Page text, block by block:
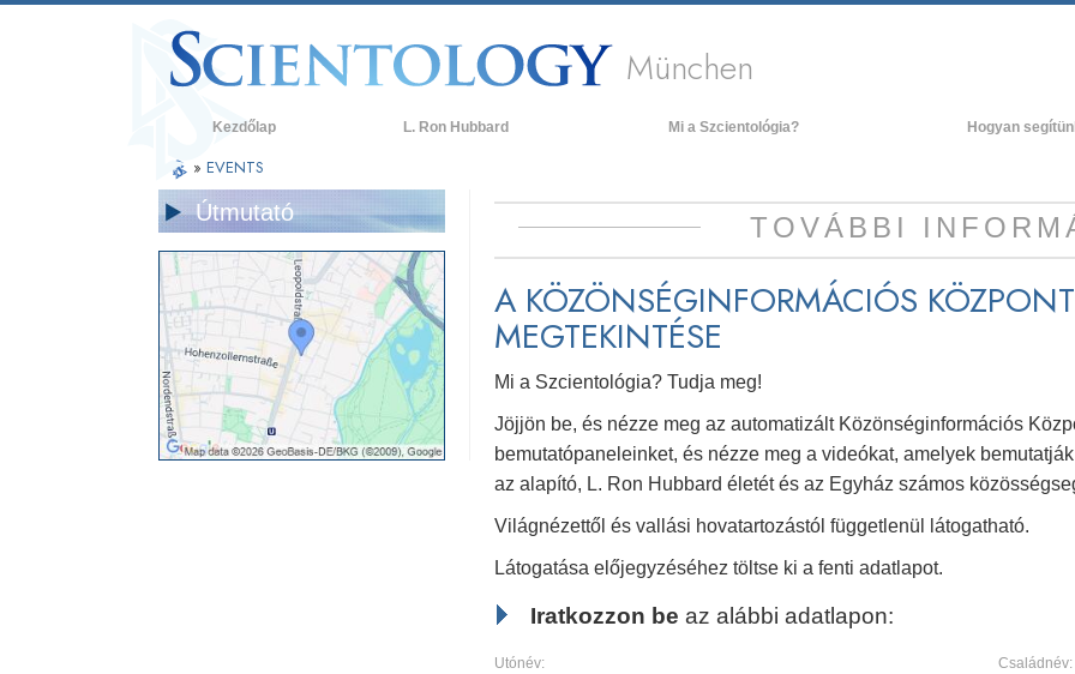
München
Kezdőlap L. Ron Hubbard Mi a Szcientológia?
A Szcientológia hitvallásai és kódexei
Ismerjen meg egy szcientológust!
Látogatás egy egyházban
A Szcientológia alapelvei
Bevezetés a Dianetikába
Szeretet és gyűlölet –
Mi a nagyság?
Hogyan
» EVENTS
TOVÁBBI
A KÖZÖNSÉGINFORMÁCIÓS
MEGTEKINTÉSE
Mi a Szcientológia? Tudja meg!
Jöjjön be, és nézze meg az automatizált Közönséginformációs
bemutatópaneleinket, és nézze meg a videókat, amelyek
az alapító, L. Ron Hubbard életét és az Egyház számos
Világnézettől és vallási hovatartozástól függetlenül látogatható.
Látogatása előjegyzéséhez töltse ki a fenti adatlapot.
Iratkozzon be az alábbi adatlapon:
Utónév: Családnév:
Útmutató